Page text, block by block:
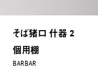
そば猪口 什器 2
個用棚
BARBAR